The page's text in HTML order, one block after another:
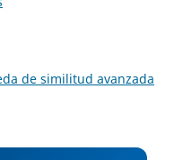
de similitud avanzada